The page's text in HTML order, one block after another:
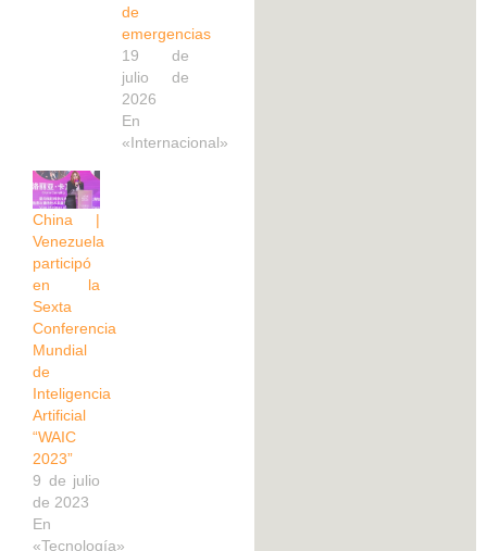
de
emergencias
19 de
julio de
2026
En
«Internacional»
China |
Venezuela
participó
en la
Sexta
Conferencia
Mundial
de
Inteligencia
Artificial
“WAIC
2023”
9 de julio
de 2023
En
«Tecnología»